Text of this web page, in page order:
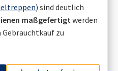
) sind deutlich
maßgefertigt werden
Gebrauchtkauf zu